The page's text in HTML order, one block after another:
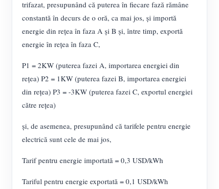
trifazat, presupunând că puterea în fiecare fază rămâne
constantă în decurs de o oră, ca mai jos, și importă
energie din rețea în faza A și B și, între timp, exportă
energie în rețea în faza C,
P1 = 2KW (puterea fazei A, importarea energiei din
rețea) P2 = 1KW (puterea fazei B, importarea energiei
din rețea) P3 = -3KW (puterea fazei C, exportul energiei
către rețea)
și, de asemenea, presupunând că tarifele pentru energie
electrică sunt cele de mai jos,
Tarif pentru energie importată = 0,3 USD/kWh
Tariful pentru energie exportată = 0,1 USD/kWh